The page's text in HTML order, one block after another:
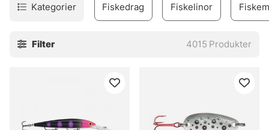
Kategorier Fiskedrag Fiskelinor
Filter 4015 Produkter